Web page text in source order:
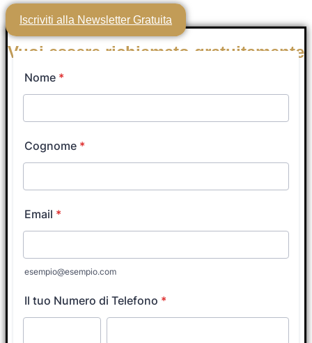
Iscriviti alla Newsletter Gratuita
Vuoi essere richiamato gratuitamente
nei prossimi minuti da un Tutor
Coach?